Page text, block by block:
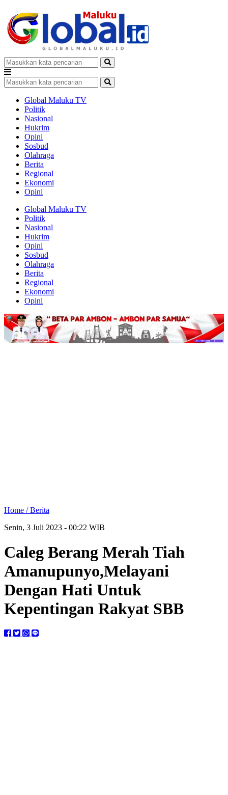
Global Maluku TV
Politik
Nasional
Hukrim
Opini
Sosbud
Olahraga
Berita
Regional
Ekonomi
Opini
Global Maluku TV
Politik
Nasional
Hukrim
Opini
Sosbud
Olahraga
Berita
Regional
Ekonomi
Opini
Home /Berita
Senin, 3 Juli 2023 - 00:22 WIB
Caleg Berang Merah Tiah
Amanupunyo,Melayani
Dengan Hati Untuk
Kepentingan Rakyat SBB